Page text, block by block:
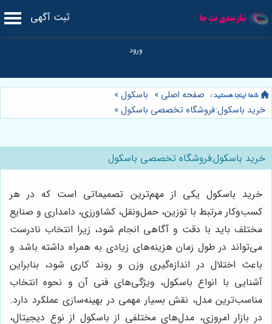
ثبت آگهی
صفحه اصلی » باسکول»
خرید باسکول:فروشگاه تخصصی باسکول»
خرید باسکول:فروشگاه تخصصی باسکول
خرید باسکول یکی از مهم‌ترین تصمیماتی است که در هر
کسب‌وکار مرتبط با توزین، حمل‌ونقل، کشاورزی، دامداری و صنایع
مختلف باید با دقت و آگاهی انجام شود، زیرا انتخاب نادرست
می‌تواند در طول زمان هزینه‌های زیادی به همراه داشته باشد و
باعث اختلال در اندازه‌گیری وزن و روند کاری شود، بنابراین
آشنایی با انواع باسکول، ویژگی‌های فنی آن و نحوه انتخاب
مناسب‌ترین مدل، نقش بسیار مهمی در بهینه‌سازی عملکرد دارد.
در بازار امروزی، مدل‌های مختلفی از باسکول از نوع دیجیتال،